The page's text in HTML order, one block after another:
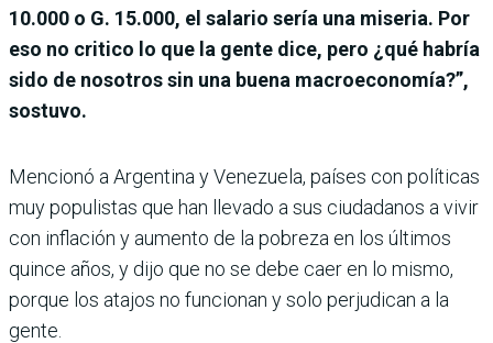
10.000 o G. 15.000, el salario sería una miseria. Por
eso no critico lo que la gente dice, pero ¿qué habría
sido de nosotros sin una buena macroeconomía?”,
sostuvo.
Mencionó a Argentina y Venezuela, países con políticas
muy populistas que han llevado a sus ciudadanos a vivir
con inflación y aumento de la pobreza en los últimos
quince años, y dijo que no se debe caer en lo mismo,
porque los atajos no funcionan y solo perjudican a la
gente.